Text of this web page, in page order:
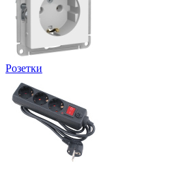
Розетки